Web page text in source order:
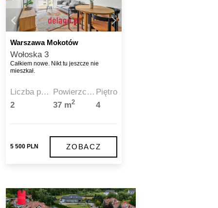
Warszawa Mokotów
Wołoska 3
Całkiem nowe. Nikt tu jeszcze nie
mieszkał.
Liczba pokoi
2
Powierzchnia
37 m2
Piętro
4
5 500 PLN ZOBACZ